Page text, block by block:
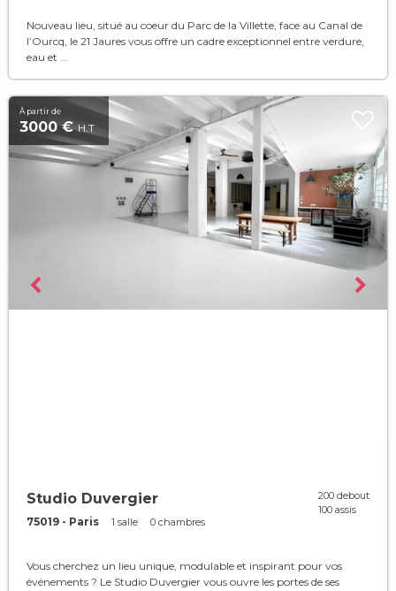
Nouveau lieu, situé au coeur du Parc de la Villette, face au Canal de
l’Ourcq, le 21 Jaures vous offre un cadre exceptionnel entre verdure,
eau et ...
À partir de
3000 €H.T
Studio Duvergier
75019 - Paris 1 salle 0 chambres
200 debout
100 assis
Vous cherchez un lieu unique, modulable et inspirant pour vos
événements ? Le Studio Duvergier vous ouvre les portes de ses